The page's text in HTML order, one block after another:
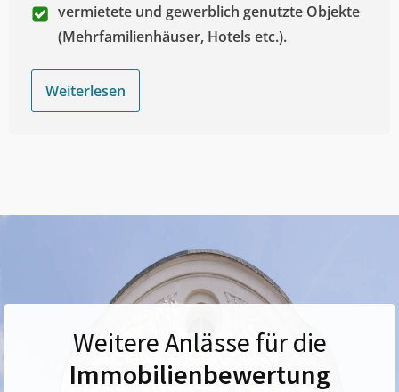
vermietete und gewerblich genutzte Objekte
(Mehrfamilienhäuser, Hotels etc.).
Weiterlesen
Weitere Anlässe für die
Immobilienbewertung